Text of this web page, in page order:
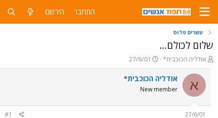
התחבר הירשם
עשרים פלוס
שלום לכולם...
פ
ו
ת
ח
ה
אודליה הכוכבית*
פ
ו
ר
ם
27/6/01
א אודליה הכוכבית*
New member
27/6/01
#1